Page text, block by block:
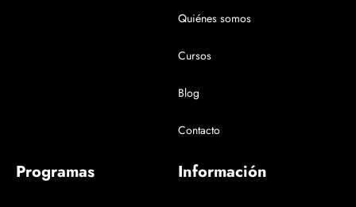
Quiénes somos
Cursos
Blog
Contacto
Programas Información